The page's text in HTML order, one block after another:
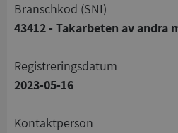
branschkod (SNI)
43412 - Takarbeten av andra
registreringsdatum
2023-05-16
Kontaktperson